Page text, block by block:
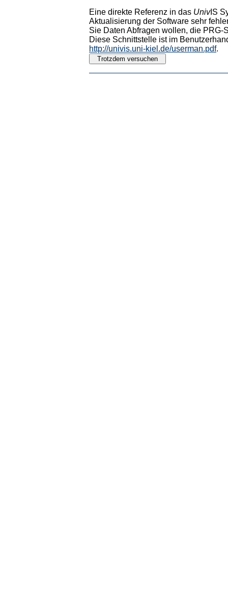
Eine direkte Referenz in das UnivIS
Aktualisierung der Software sehr
Sie Daten Abfragen wollen, die PRG-
Diese Schnittstelle ist im
http://univis.uni-kiel.de/userman.pdf.